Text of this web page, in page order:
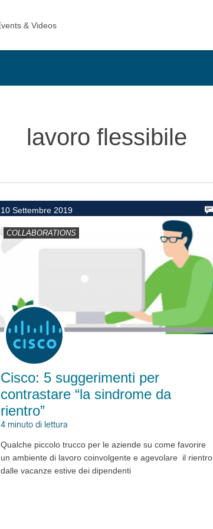
lavoro flessibile
10 Settembre 2019
COLLABORATIONS
Cisco: 5 suggerimenti per
contrastare “la sindrome da
rientro”
4 minuto di lettura
Qualche piccolo trucco per le aziende su come favorire
un ambiente di lavoro coinvolgente e agevolare il rientro
dalle vacanze estive dei dipendenti